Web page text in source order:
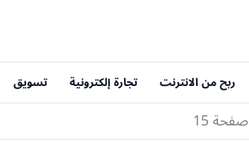
ربح من الانترنت تجارة إلكترونية تسويق
صفحة 15